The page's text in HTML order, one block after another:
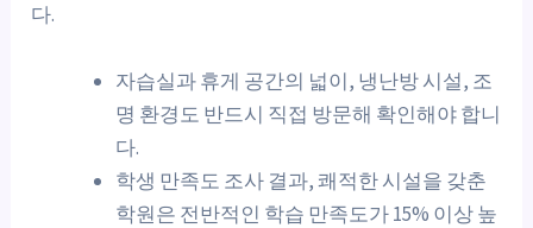
다.
자습실과 휴게 공간의 넓이, 냉난방 시설, 조
명 환경도 반드시 직접 방문해 확인해야 합니
다.
학생 만족도 조사 결과, 쾌적한 시설을 갖춘
학원은 전반적인 학습 만족도가 15% 이상 높